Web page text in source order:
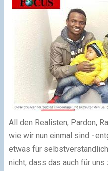
All denRealisten, Pardon,
wie wir nun einmal sind -
etwas für
nicht, dass das auch für